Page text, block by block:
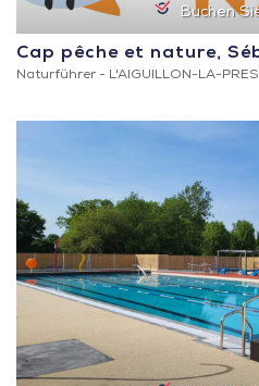
Buchen
Cap pêche et nature,
Naturführer - L'AIGUILLON-LA-